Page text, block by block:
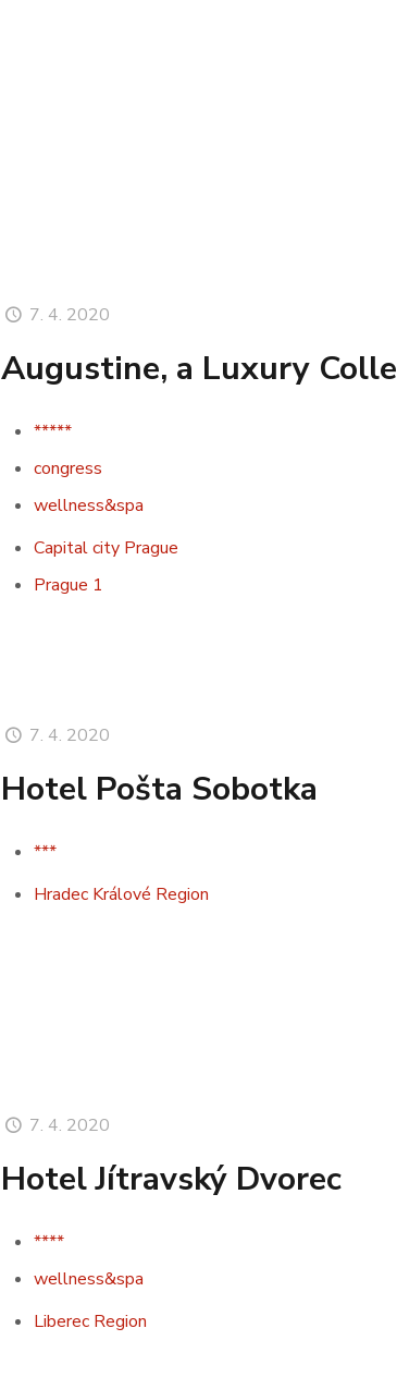
7. 4. 2020
Augustine, a Luxury
*****
congress
wellness&spa
Capital city Prague
Prague 1
7. 4. 2020
Hotel Pošta Sobotka
***
Hradec Králové Region
7. 4. 2020
Hotel Jítravský Dvorec
****
wellness&spa
Liberec Region